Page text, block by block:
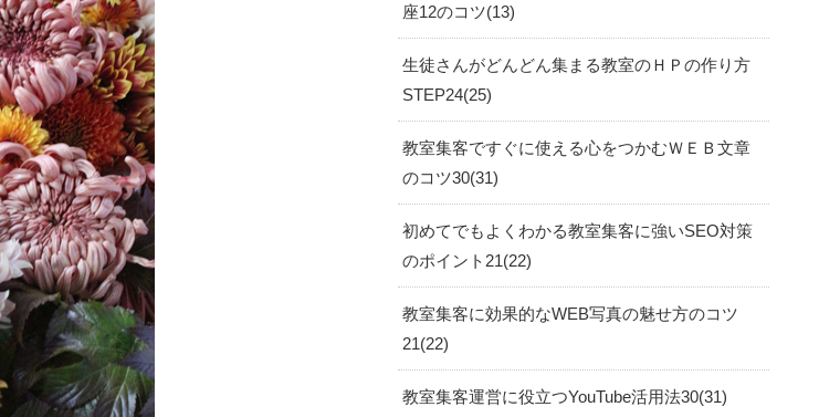
座12のコツ 13
生徒さんがどんどん集まる教室のＨＰの作り方
STEP24 25
教室集客ですぐに使える心をつかむＷＥＢ文章
のコツ30 31
初めてでもよくわかる教室集客に強いSEO対策
のポイント21 22
教室集客に効果的なWEB写真の魅せ方のコツ
21 22
教室集客運営に役立つYouTube活用法30 31